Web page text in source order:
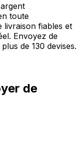
toute
livraison fiables et
Envoyez de
de 130 devises.
de